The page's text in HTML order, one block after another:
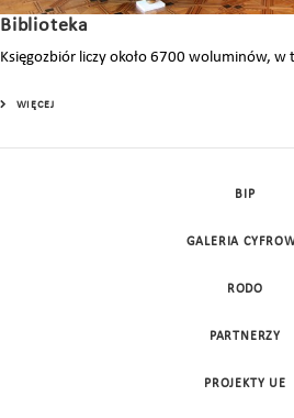
Biblioteka
Księgozbiór liczy około 6700 woluminów,
WIĘCEJ
BIP
GALERIA
RODO
PARTNERZY
PROJEKTY UE